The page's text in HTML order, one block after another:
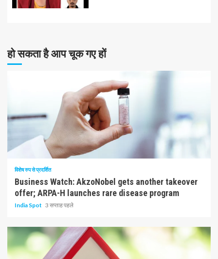
हो सकता है आप चूक गए हों
10 न्यूनतम पढ़ा
विशेष रुप से प्रदर्शित
Business Watch: AkzoNobel gets another takeover
offer; ARPA-H launches rare disease program
India Spot 3 सप्ताह पहले